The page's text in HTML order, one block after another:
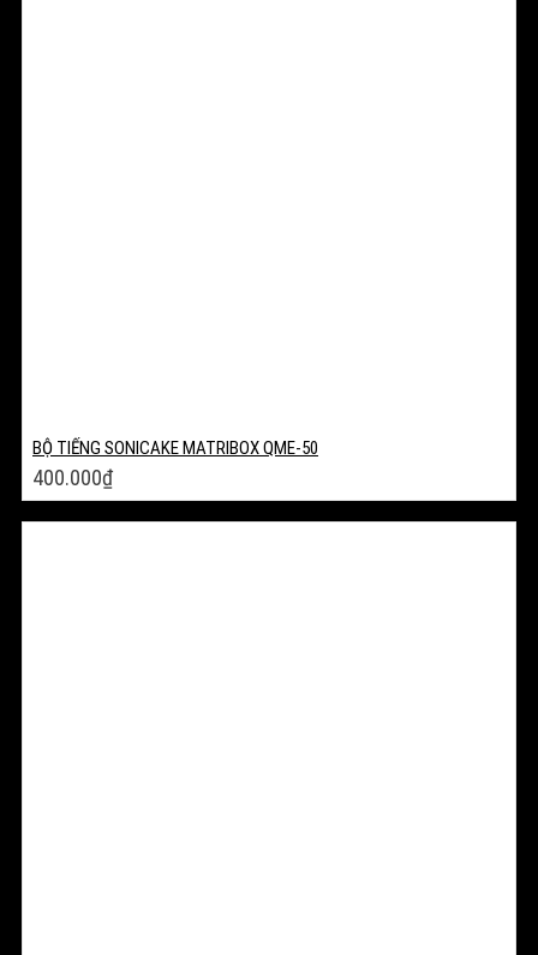
BỘ TIẾNG SONICAKE MATRIBOX QME-50
400.000₫